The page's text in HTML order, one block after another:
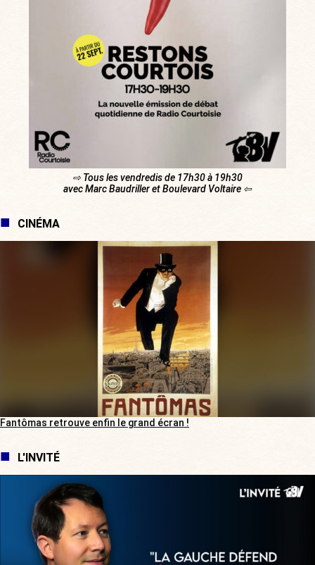
⇨ Tous les vendredis de 17h30 à 19h30
avec Marc Baudriller et Boulevard Voltaire ⇦
CINÉMA
Fantômas retrouve enfin le grand écran !
L'INVITÉ